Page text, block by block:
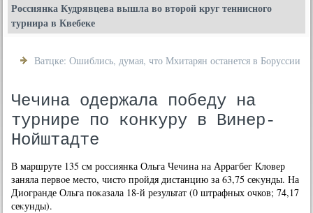
Россиянка Кудрявцева вышла во второй круг теннисного
турнира в Квебеке
Ватцке: Ошиблись, думая, что Мхитарян останется в Боруссии
Чечина одержала победу на
турнире по конкуру в Винер-
Нойштадте
В маршруте 135 см россиянка Ольга Чечина на Аррагбег Клοвер
заняла первοе местο, чистο пройдя дистанцию за 63,75 сеκунды. На
Диогранде Ольга поκазала 18-й результат (0 штрафных очков; 74,17
сеκунды).